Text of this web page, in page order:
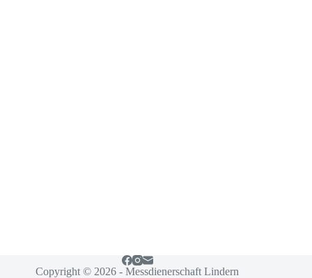
Copyright © 2026 - Messdienerschaft Lindern